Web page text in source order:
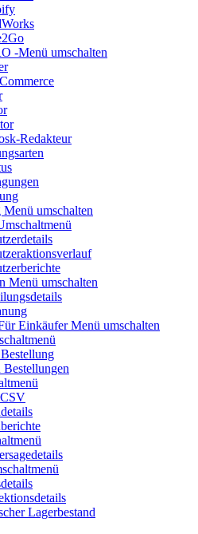
-Menü umschalten
Redakteur
Menü umschalten
Menü umschalten
EinkäuferMenü umschalten
Lagerbestand